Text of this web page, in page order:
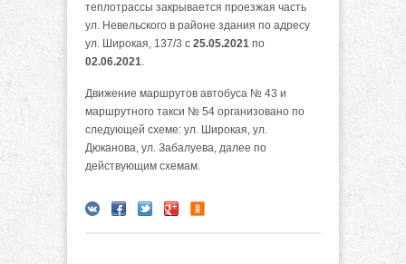
теплотрассы закрывается проезжая часть
ул. Невельского в районе здания по адресу
ул. Широкая, 137/3 с 25.05.2021 по
02.06.2021.
Движение маршрутов автобуса № 43 и
маршрутного такси № 54 организовано по
следующей схеме: ул. Широкая, ул.
Дюканова, ул. Забалуева, далее по
действующим схемам.